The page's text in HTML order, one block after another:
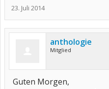
23. Juli 2014
anthologie
Mitglied
Guten Morgen,